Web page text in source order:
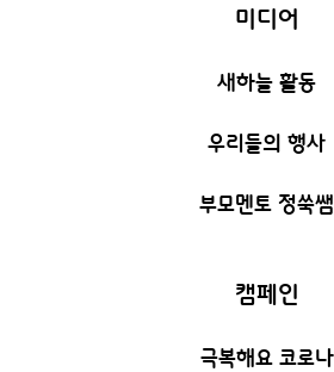
미디어
새하늘 활동
우리들의 행사
부모멘토 정쑥쌤
캠페인
극복해요 코로나